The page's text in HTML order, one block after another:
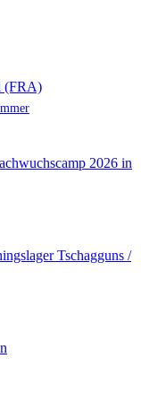
(FRA)
2026 in
Tschagguns /